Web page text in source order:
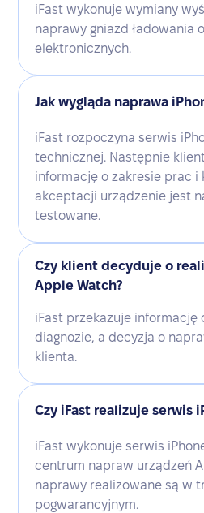
iFast wykonuje wymiany
naprawy gniazd ładowania
elektronicznych.
Jak wygląda naprawa
iFast rozpoczyna serwis
technicznej. Następnie
informację o zakresie prac i
akceptacji urządzenie jest
testowane.
Czy klient decyduje o
Apple Watch?
iFast przekazuje informację
diagnozie, a decyzja o
klienta.
Czy iFast realizuje serwis
iFast wykonuje serwis
centrum napraw urządzeń
naprawy realizowane są w
pogwarancyjnym.